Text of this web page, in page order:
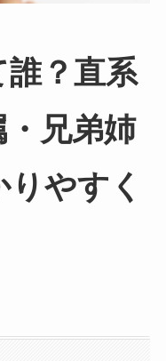
？直系
兄弟姉
やすく